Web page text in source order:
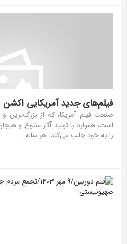
فیلم‌های جدید آمریکایی اکشن
صنعت فیلم آمریکا، که از بزرگ‌ترین و
است، همواره با تولید آثار متنوع و
را به خود جلب می‌کند. هر ساله...